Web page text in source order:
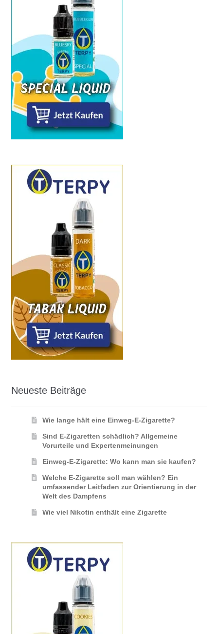
Neueste Beiträge
Wie lange hält eine Einweg-E-Zigarette?
Sind E-Zigaretten schädlich? Allgemeine
Vorurteile und Expertenmeinungen
Einweg-E-Zigarette: Wo kann man sie kaufen?
Welche E-Zigarette soll man wählen? Ein
umfassender Leitfaden zur Orientierung in der
Welt des Dampfens
Wie viel Nikotin enthält eine Zigarette